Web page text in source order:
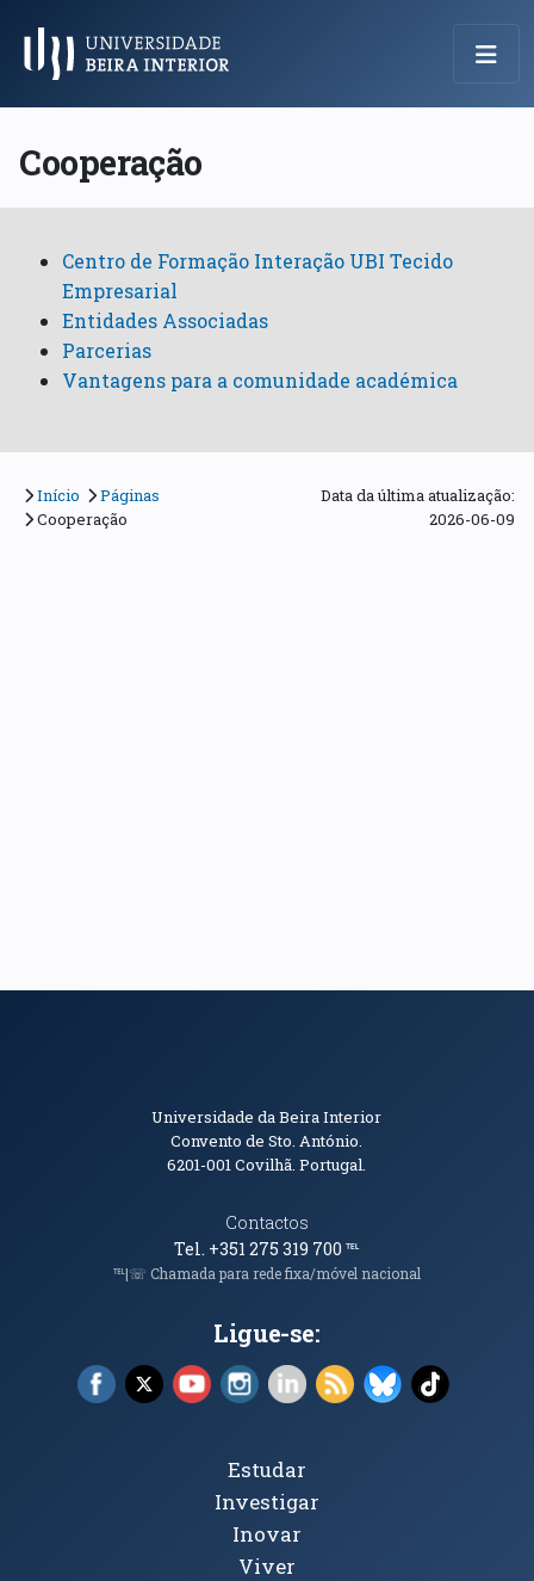
Menu Principal
Cooperação
Centro de Formação Interação UBI Tecido
Empresarial
Entidades Associadas
Parcerias
Vantagens para a comunidade académica
Início
Páginas
Cooperação
Data da última atualização:
2026-06-09
Informações de Contacto
Universidade da Beira Interior
Convento de Sto. António.
6201-001Covilhã. Portugal.
Contactos
Tel. +351 275 319 700℡
℡|☏ Chamada para rede fixa/móvel nacional
Ligue-se:
Facebook (abre em nova janela)
X (abre em nova janela)
YouTube (abre em nova janela)
Instagram (abre em nova janela)
LinkedIn (abre em nova
RSS (abre em nova
Bluesky (abre
TikTok
Tópicos Principais
Estudar
Investigar
Inovar
Viver